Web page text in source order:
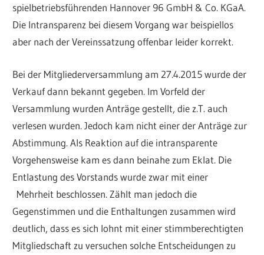
spielbetriebsführenden Hannover 96 GmbH & Co. KGaA.
Die Intransparenz bei diesem Vorgang war beispiellos
aber nach der Vereinssatzung offenbar leider korrekt.
Bei der Mitgliederversammlung am 27.4.2015 wurde der
Verkauf dann bekannt gegeben. Im Vorfeld der
Versammlung wurden Anträge gestellt, die z.T. auch
verlesen wurden. Jedoch kam nicht einer der Anträge zur
Abstimmung. Als Reaktion auf die intransparente
Vorgehensweise kam es dann beinahe zum Eklat. Die
Entlastung des Vorstands wurde zwar mit einer
Mehrheit beschlossen. Zählt man jedoch die
Gegenstimmen und die Enthaltungen zusammen wird
deutlich, dass es sich lohnt mit einer stimmberechtigten
Mitgliedschaft zu versuchen solche Entscheidungen zu